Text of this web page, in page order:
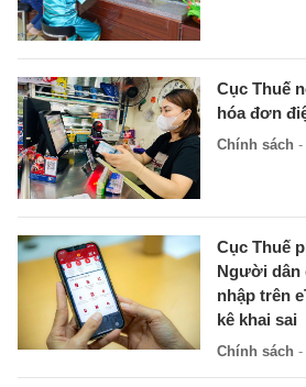
Cục Thuế
hóa đơn
Chính sách -
Cục Thuế
Người dân
nhập trên
kê khai sai
Chính sách -